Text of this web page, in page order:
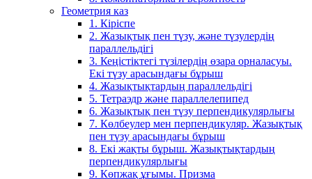
Геометрия каз
1. Кіріспе
2. Жазықтық пен түзу, және түзулердің
параллельдігі
3. Кеңістіктегі түзілердің өзара орналасуы.
Екі түзу арасындағы бұрыш
4. Жазықтықтардың параллельдігі
5. Тетраэдр және параллелепипед
6. Жазықтық пен түзу перпендикулярлығы
7. Көлбеулер мен перпендикуляр. Жазықтық
пен түзу арасындағы бұрыш
8. Екі жақты бұрыш. Жазықтықтардың
перпендикулярлығы
9. Көпжақ ұғымы. Призма